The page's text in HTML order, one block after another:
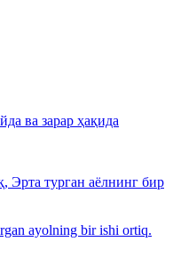
ва зарар ҳақида
Эрта турган аёлнинг бир
ayolning bir ishi ortiq.